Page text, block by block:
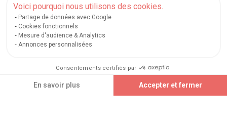
Voici pourquoi nous utilisons des cookies.
Partage de données avec Google
Cookies fonctionnels
Mesure d'audience & Analytics
Annonces personnalisées
Consentements certifiés par
En savoir plus Accepter et fermer
Ajouter au panier
LISTES CADEAUX
Service après-vente|FAQ|Rappels de produits|Protection des données
Nos moyens de paiement sécurisés